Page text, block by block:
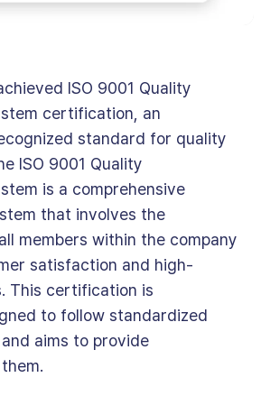
ISO 9001 Quality
certification, an
standard for quality
ISO 9001 Quality
is a comprehensive
that involves the
members within the company
satisfaction and high-
This certification is
to follow standardized
aims to provide